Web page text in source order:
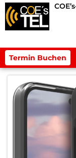
Termin Buchen